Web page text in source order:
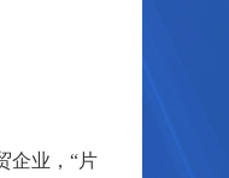
业， “片